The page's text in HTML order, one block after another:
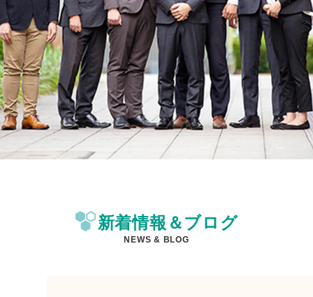
新着情報＆ブログ
NEWS & BLOG